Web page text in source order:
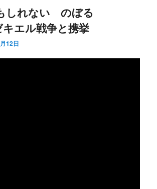
しれない のぼる
エル戦争と携挙
12日